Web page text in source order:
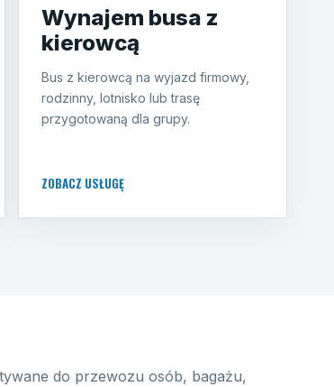
Wynajem busa z
kierowcą
Bus z kierowcą na wyjazd firmowy,
rodzinny, lotnisko lub trasę
przygotowaną dla grupy.
ZOBACZ USŁUGĘ
do przewozu osób, bagażu,